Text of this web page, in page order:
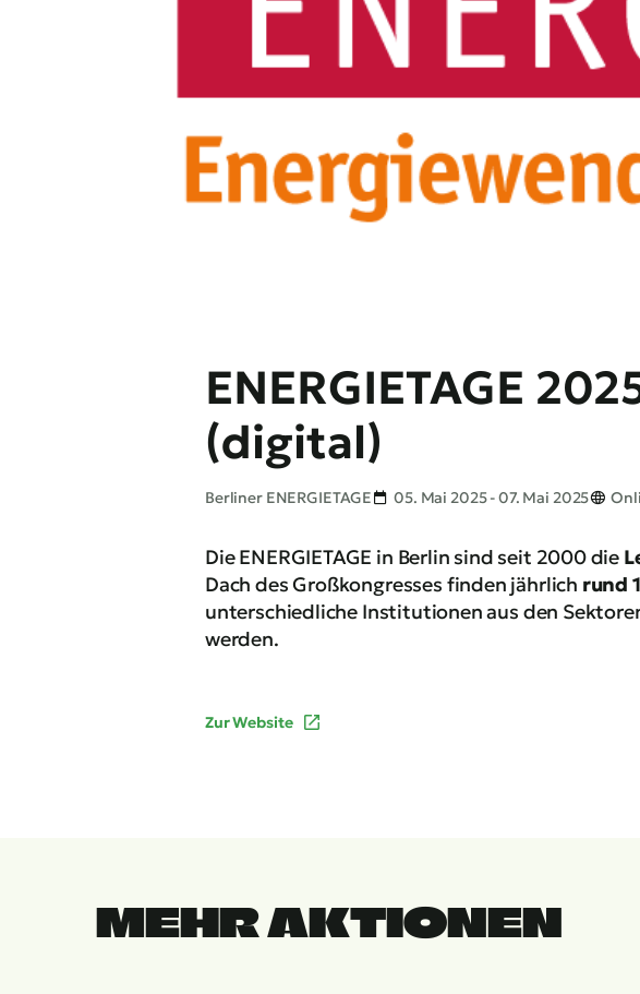
ENERGIETAGE
(digital)
Berliner ENERGIETAGE 05. Mai 2025 - 07. Mai 2025
Die ENERGIETAGE in Berlin sind seit 2000 die
Dach des Großkongresses finden jährlich rund
unterschiedliche Institutionen aus den
werden.
Zur Website
MEHR AKTIONEN